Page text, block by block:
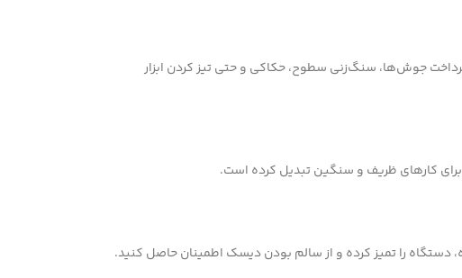
جوش‌ها، سنگ‌زنی سطوح، حکاکی و حتی تیز کردن ابزار
کارهای ظریف و سنگین تبدیل کرده است.
دستگاه را تمیز کرده و از سالم بودن دیسک اطمینان حاصل کنید.